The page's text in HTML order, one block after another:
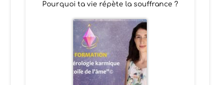
Pourquoi ta vie répète la souffrance ?